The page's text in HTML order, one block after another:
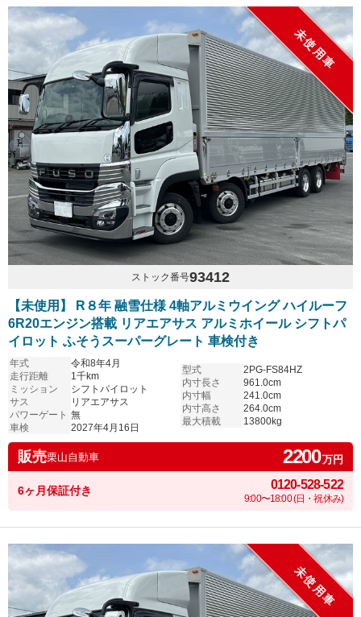
未使用車
ストック番号93412
【未使用】 R８年 融雪仕様 4軸アルミウイング ハイルーフ
6R20エンジン搭載 リアエアサス アルミホイール シフトパ
イロット ふそうスーパーグレート 車検付き
年式
令和8年4月
走行距離
1千km
ミッション
シフトパイロット
サス
リアエアサス
パワーゲート 無
車検
2027年4月16日
型式
2PG-FS84HZ
内寸長さ
961.0cm
内寸幅
241.0cm
内寸高さ
264.0cm
最大積載
13800kg
販売栗山自動車 2200万円
6ヶ月保証付き 0120-528-522
9:00〜18:00 (日・祝休み)
未使用車